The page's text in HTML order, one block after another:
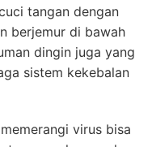
tangan dengan
berjemur di bawah
dingin juga yang
sistem kekebalan
virus bisa